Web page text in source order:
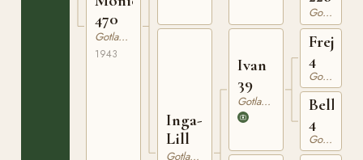
470
Gotlandsruss
1943
Inga-
Lill
Gotlandsruss
Ivan
39
Gotlandsruss
Gotlandsruss
Frej
4
Gotlandsruss
Bella
4
Gotlandsruss